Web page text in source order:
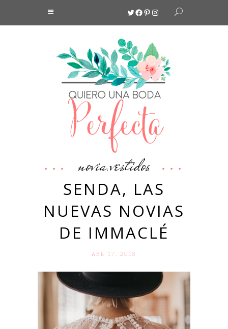
Twitter
Facebook
Pinterest
Instagram
novia,vestidos
SENDA, LAS
NUEVAS NOVIAS
DE IMMACLÉ
ABR 17. 2018